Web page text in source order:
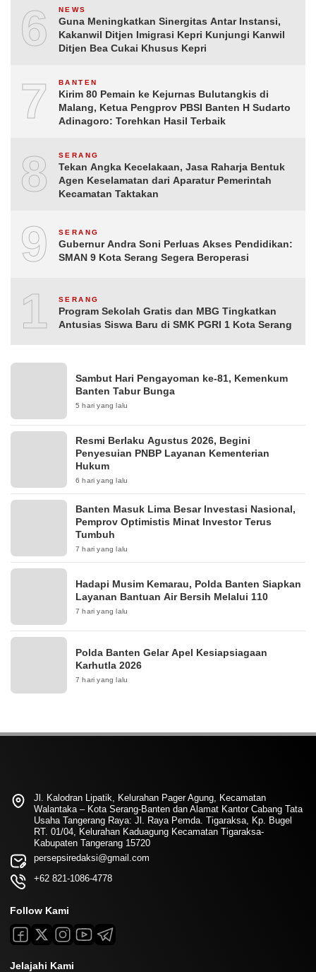
6 NEWS
Guna Meningkatkan Sinergitas Antar Instansi,
Kakanwil Ditjen Imigrasi Kepri Kunjungi Kanwil
Ditjen Bea Cukai Khusus Kepri
7 BANTEN
Kirim 80 Pemain ke Kejurnas Bulutangkis di
Malang, Ketua Pengprov PBSI Banten H Sudarto
Adinagoro: Torehkan Hasil Terbaik
8 SERANG
Tekan Angka Kecelakaan, Jasa Raharja Bentuk
Agen Keselamatan dari Aparatur Pemerintah
Kecamatan Taktakan
9 SERANG
Gubernur Andra Soni Perluas Akses Pendidikan:
SMAN 9 Kota Serang Segera Beroperasi
10SERANG
Program Sekolah Gratis dan MBG Tingkatkan
Antusias Siswa Baru di SMK PGRI 1 Kota Serang
Sambut Hari Pengayoman ke-81, Kemenkum
Banten Tabur Bunga
5 hari yang lalu
Resmi Berlaku Agustus 2026, Begini
Penyesuian PNBP Layanan Kementerian
Hukum
6 hari yang lalu
Banten Masuk Lima Besar Investasi Nasional,
Pemprov Optimistis Minat Investor Terus
Tumbuh
7 hari yang lalu
Hadapi Musim Kemarau, Polda Banten Siapkan
Layanan Bantuan Air Bersih Melalui 110
7 hari yang lalu
Polda Banten Gelar Apel Kesiapsiagaan
Karhutla 2026
7 hari yang lalu
Jl. Kalodran Lipatik, Kelurahan Pager Agung, Kecamatan
Walantaka – Kota Serang-Banten dan Alamat Kantor Cabang Tata
Usaha Tangerang Raya: Jl. Raya Pemda. Tigaraksa, Kp. Bugel
RT. 01/04, Kelurahan Kaduagung Kecamatan Tigaraksa-
Kabupaten Tangerang 15720
persepsiredaksi@gmail.com
+62 821-1086-4778
Follow Kami
Jelajahi Kami